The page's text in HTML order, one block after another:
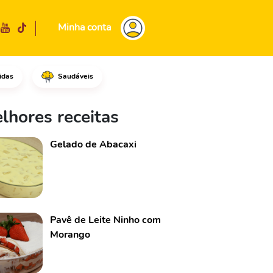
Minha conta
Saudáveis
diagonal e na diagonal
receitas
Gelado de Abacaxi
Pavê de Leite Ninho com
Morango